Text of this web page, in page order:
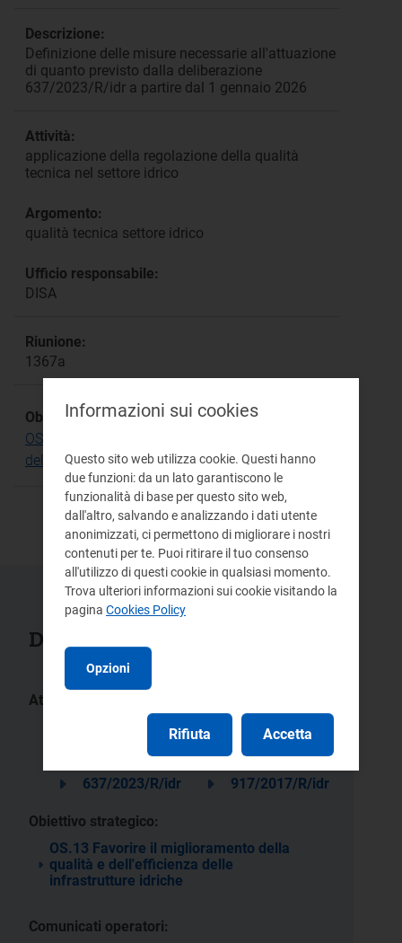
Descrizione:
Definizione delle misure necessarie all'attuazione
di quanto previsto dalla deliberazione
637/2023/R/idr a partire dal 1 gennaio 2026
Attività:
applicazione della regolazione della qualità
tecnica nel settore idrico
Argomento:
qualità tecnica settore idrico
Ufficio responsabile:
DISA
Riunione:
1367a
Obiettivo Strategico:
OS.13 Favorire il miglioramento della qualità e
dell'efficienza delle infrastrutture idriche
Documenti collegati
Atti:
40/2026/R/idr
470/2025/R/idr
425/2025/R/idr
637/2023/R/idr
917/2017/R/idr
Obiettivo strategico:
OS.13 Favorire il miglioramento della
qualità e dell'efficienza delle
infrastrutture idriche
Comunicati operatori:
Informazioni sui cookies
Questo sito web utilizza cookie. Questi hanno
due funzioni: da un lato garantiscono le
funzionalità di base per questo sito web,
dall'altro, salvando e analizzando i dati utente
anonimizzati, ci permettono di migliorare i nostri
contenuti per te. Puoi ritirare il tuo consenso
all'utilizzo di questi cookie in qualsiasi momento.
Trova ulteriori informazioni sui cookie visitando la
pagina Cookies Policy
Opzioni
Rifiuta Accetta